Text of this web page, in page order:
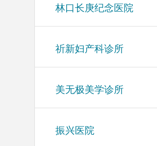
林口长庚纪念医院
祈新妇产科诊所
美无极美学诊所
振兴医院